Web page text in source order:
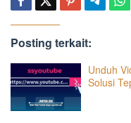
Posting terkait:
Unduh
Solusi